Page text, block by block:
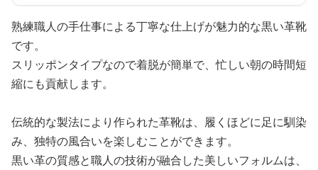
熟練職人の手仕事による丁寧な仕上げが魅力的な黒い革靴
です。
スリッポンタイプなので着脱が簡単で、忙しい朝の時間短
縮にも貢献します。
伝統的な製法により作られた革靴は、履くほどに足に馴染
み、独特の風合いを楽しむことができます。
黒い革の質感と職人の技術が融合した美しいフォルムは、